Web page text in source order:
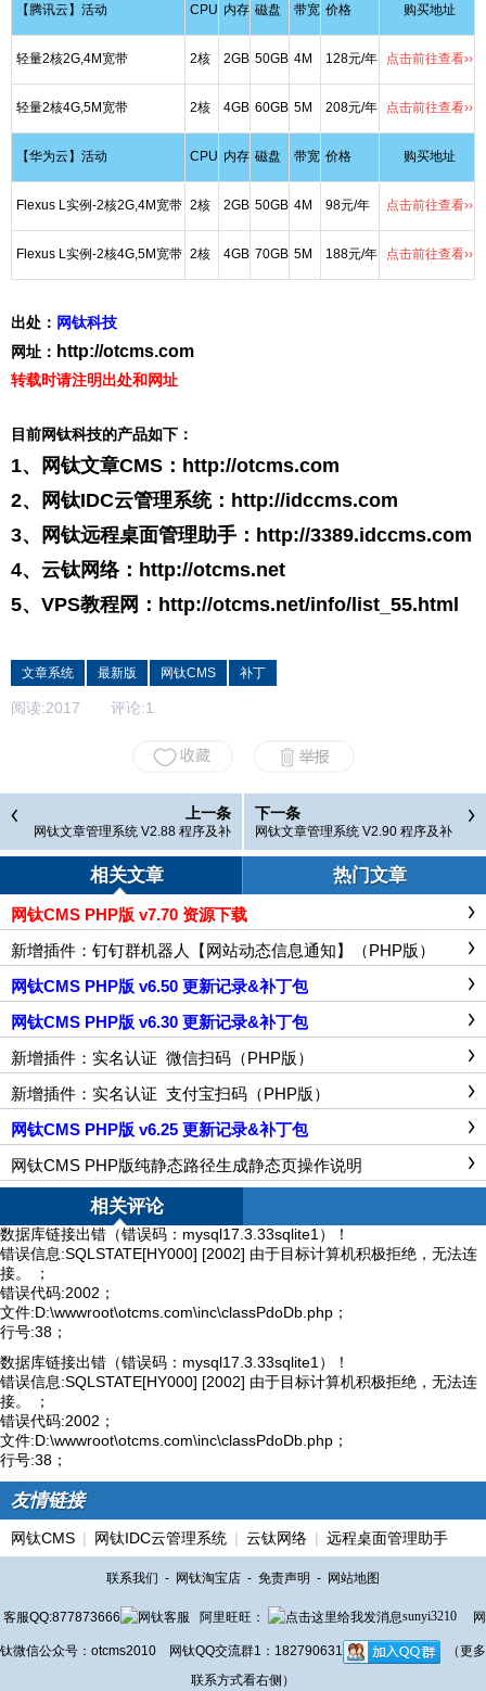
【腾讯云】活动 CPU 内存 磁盘 带宽 价格 购买地址
轻量2核2G,4M宽带 2核 2GB 50GB 4M 128元/年 点击前往查看››
轻量2核4G,5M宽带 2核 4GB 60GB 5M 208元/年 点击前往查看››
【华为云】活动 CPU 内存 磁盘 带宽 价格 购买地址
Flexus L实例-2核2G,4M宽带 2核 2GB 50GB 4M 98元/年 点击前往查看››
Flexus L实例-2核4G,5M宽带 2核 4GB 70GB 5M 188元/年 点击前往查看››
出处： 网钛科技
网址： http://otcms.com
转载时请注明出处和网址
目前网钛科技的产品如下：
1、网钛文章CMS： http://otcms.com
2、网钛IDC云管理系统： http://idccms.com
3、网钛远程桌面管理助手： http://3389.idccms.com
4、云钛网络： http://otcms.net
5、VPS教程网： http://otcms.net/info/list_55.html
文章系统 最新版 网钛CMS 补丁
阅读:2017 评论:1
上一条
网钛文章管理系统 V2.88 程序及补
下一条
网钛文章管理系统 V2.90 程序及补
相关文章 热门文章
网钛CMS PHP版 v7.70 资源下载
新增插件：钉钉群机器人【网站动态信息通知】（PHP版）
网钛CMS PHP版 v6.50 更新记录&补丁包
网钛CMS PHP版 v6.30 更新记录&补丁包
新增插件：实名认证_微信扫码（PHP版）
新增插件：实名认证_支付宝扫码（PHP版）
网钛CMS PHP版 v6.25 更新记录&补丁包
网钛CMS PHP版纯静态路径生成静态页操作说明
相关评论
数据库链接出错（错误码：mysql17.3.33sqlite1）！
错误信息:SQLSTATE[HY000] [2002] 由于目标计算机积极拒绝，无法连
接。 ；
错误代码:2002；
文件:D:\wwwroot\otcms.com\inc\classPdoDb.php；
行号:38；
数据库链接出错（错误码：mysql17.3.33sqlite1）！
错误信息:SQLSTATE[HY000] [2002] 由于目标计算机积极拒绝，无法连
接。 ；
错误代码:2002；
文件:D:\wwwroot\otcms.com\inc\classPdoDb.php；
行号:38；
友情链接
网钛CMS | 网钛IDC云管理系统 | 云钛网络 | 远程桌面管理助手
联系我们 - 网钛淘宝店 - 免责声明 - 网站地图
客服QQ:877873666 阿里旺旺： sunyi3210 网
钛微信公众号：otcms2010 网钛QQ交流群1：182790631
（更多
联系方式看右侧）